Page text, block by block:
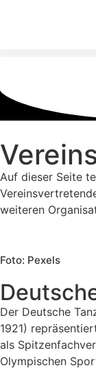
Auf dieser Seite
weiteren
Foto: Pexels
Der Deutsche
1921)
als
Olympischen